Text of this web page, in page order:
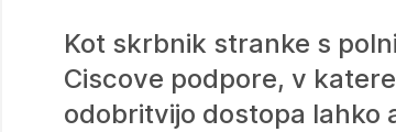
Kot skrbnik stranke s
Ciscove podpore, v
odobritvijo dostopa lahko